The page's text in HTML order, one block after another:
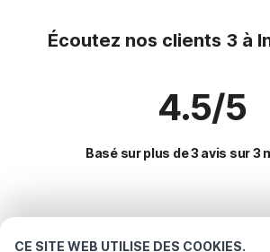
CE SITE WEB UTILISE DES COOKIES.
Écoutez nos clients 3 à
4.5/5
Basé sur plus de 3 avis sur 3